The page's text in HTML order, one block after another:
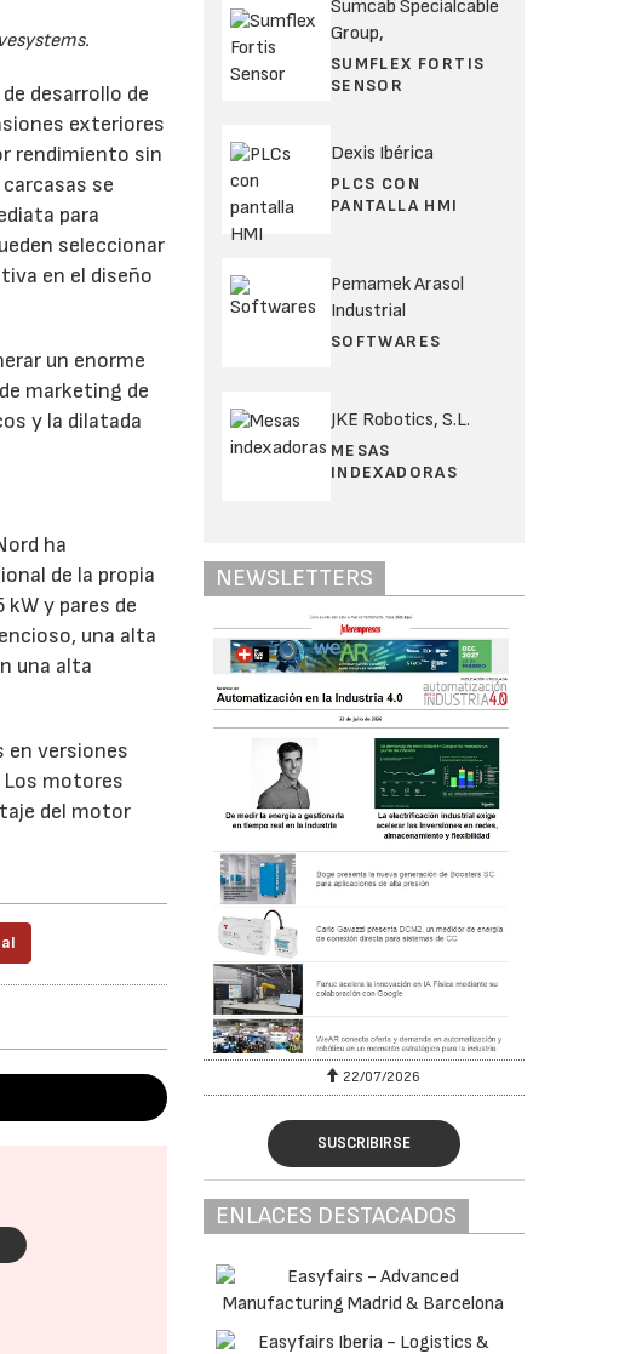
desarrollo de
exteriores
rendimiento sin
se
para
seleccionar
en el diseño
un enorme
marketing de
y la dilatada
ha
de la propia
y pares de
una alta
una alta
en versiones
Los motores
del motor
Sumcab Specialcable
Group,
SUMFLEX FORTIS
SENSOR
Dexis Ibérica
PLCS CON
PANTALLA HMI
Pemamek Arasol
Industrial
SOFTWARES
JKE Robotics, S.L.
MESAS
INDEXADORAS
NEWSLETTERS
29/07/2026 22/07/2026
SUSCRIBIRSE
ENLACES DESTACADOS